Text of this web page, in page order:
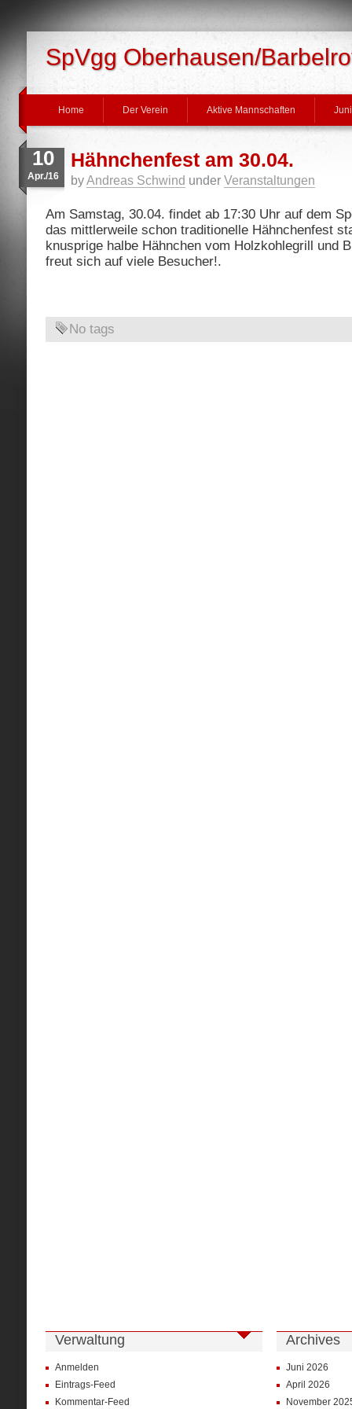
SpVgg Oberhausen/
Home Der Verein Aktive Mannschaften
10
Apr./16
Hähnchenfest am 30.04.
byAndreas Schwind under Veranstaltungen
Am Samstag, 30.04. findet ab 17:30 Uhr auf dem
das mittlerweile schon traditionelle Hähnchenfest
knusprige halbe Hähnchen vom Holzkohlegrill und
freut sich auf viele Besucher!.
No tags
Verwaltung
Anmelden
Eintrags-Feed
Kommentar-Feed
Archives
Juni 2026
April 2026
November